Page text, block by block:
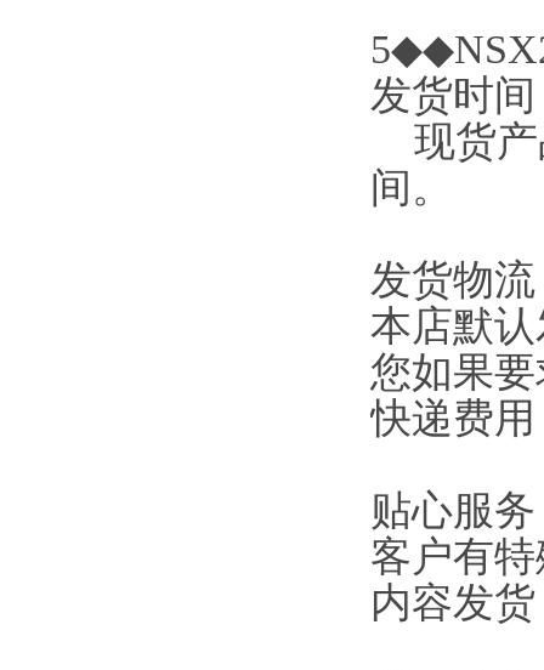
发货时间
现货产
间。
发货物流
本店默
您如果
快递费用
贴心服务
客户有
内容发货